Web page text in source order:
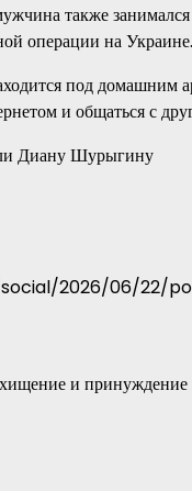
также
операции на Украине.
под домашним
и общаться с
Диану Шурыгину
social/2026/06/
и принуждение